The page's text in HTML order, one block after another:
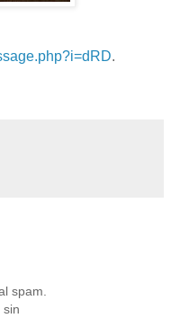
.
spam.
sin